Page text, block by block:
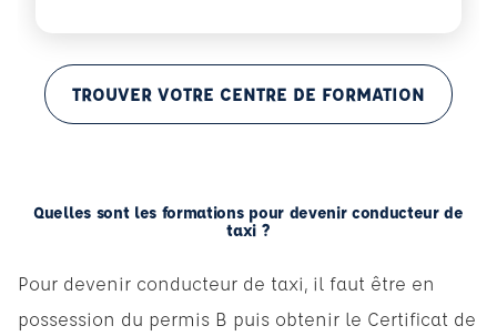
TROUVER VOTRE CENTRE DE FORMATION
Quelles sont les formations pour devenir conducteur de
taxi ?
Pour devenir conducteur de taxi, il faut être en
possession du permis B puis obtenir le Certificat de